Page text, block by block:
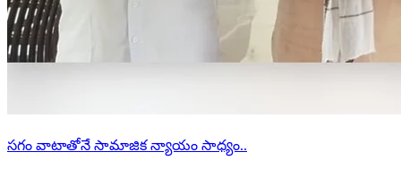
సగం వాటాతోనే సామాజిక న్యాయం సాధ్యం..